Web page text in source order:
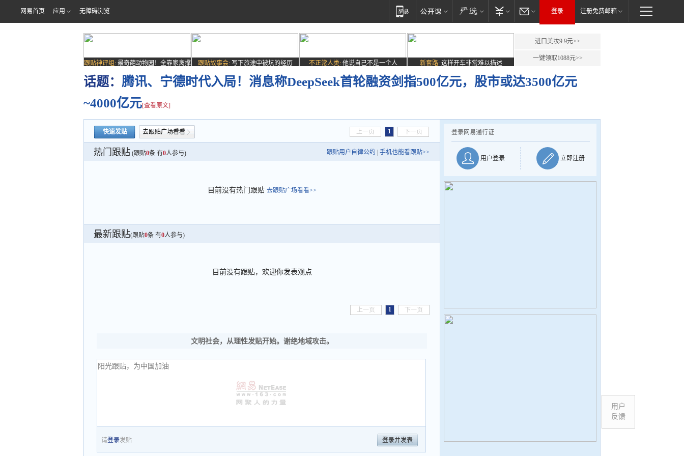
网易首页 应用 无障碍浏览 登录 注册免费邮箱
跟贴神评组: 最奇葩动物园！全靠家禽撑
场子
跟贴故事会: 写下旅途中被坑的经历 不正常人类: 他说自己不是一个人 新套路: 这样开车非常难以描述
进口美妆9.9元>>
一键领取1088元>>
话题： 腾讯、宁德时代入局！消息称DeepSeek首轮融资剑指500亿元，股市或达3500亿元
~4000亿元[查看原文]
快速发贴 去跟贴广场看看 上一页 1 下一页
热门跟贴 (跟贴0条 有0人参与) 跟贴用户自律公约 手机也能看跟贴>>
目前没有热门跟贴 去跟贴广场看看>>
最新跟贴(跟贴0条 有0人参与)
目前没有跟贴，欢迎你发表观点
上一页 1 下一页
文明社会，从理性发贴开始。谢绝地域攻击。
请登录发贴 登录并发表
登录网易通行证
用户登录 立即注册
用户
反馈